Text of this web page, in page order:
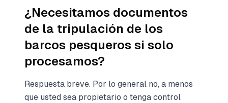
¿Necesitamos documentos
de la tripulación de los
barcos pesqueros si solo
procesamos?
Respuesta breve. Por lo general no, a menos
que usted sea propietario o tenga control